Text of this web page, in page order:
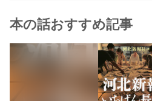
本の話おすすめ記事